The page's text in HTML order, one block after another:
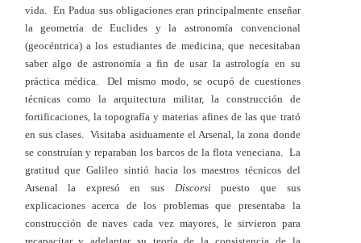
vida. En Padua sus obligaciones eran principalmente enseñar
la geometría de Euclides y la astronomía convencional
(geocéntrica) a los estudiantes de medicina, que necesitaban
saber algo de astronomía a fin de usar la astrología en su
práctica médica. Del mismo modo, se ocupó de cuestiones
técnicas como la arquitectura militar, la construcción de
fortificaciones, la topografía y materias afines de las que trató
en sus clases. Visitaba asiduamente el Arsenal, la zona donde
se construían y reparaban los barcos de la flota veneciana. La
gratitud que Galileo sintió hacia los maestros técnicos del
Arsenal la expresó en sus Discorsi puesto que sus
explicaciones acerca de los problemas que presentaba la
construcción de naves cada vez mayores, le sirvieron para